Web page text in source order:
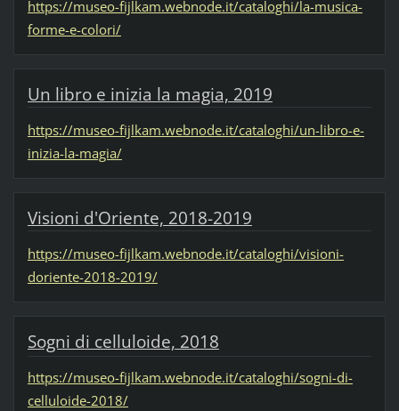
https://museo-fijlkam.webnode.it/cataloghi/la-musica-
forme-e-colori/
Un libro e inizia la magia, 2019
https://museo-fijlkam.webnode.it/cataloghi/un-libro-e-
inizia-la-magia/
Visioni d'Oriente, 2018-2019
https://museo-fijlkam.webnode.it/cataloghi/visioni-
doriente-2018-2019/
Sogni di celluloide, 2018
https://museo-fijlkam.webnode.it/cataloghi/sogni-di-
celluloide-2018/